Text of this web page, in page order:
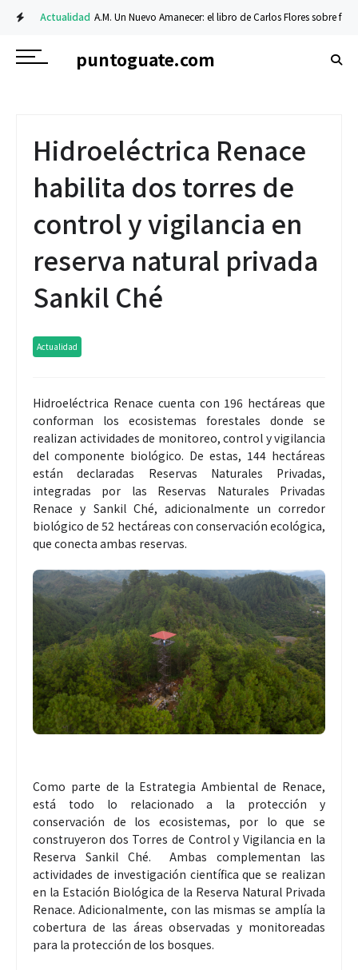
Actualidad A.M. Un Nuevo Amanecer: el libro de Carlos Flores sobre fe y
puntoguate.com
Hidroeléctrica Renace
habilita dos torres de
control y vigilancia en
reserva natural privada
Sankil Ché
Actualidad
Hidroeléctrica Renace cuenta con 196 hectáreas que
conforman los ecosistemas forestales donde se
realizan actividades de monitoreo, control y vigilancia
del componente biológico. De estas, 144 hectáreas
están declaradas Reservas Naturales Privadas,
integradas por las Reservas Naturales Privadas
Renace y Sankil Ché, adicionalmente un corredor
biológico de 52 hectáreas con conservación ecológica,
que conecta ambas reservas.
Como parte de la Estrategia Ambiental de Renace,
está todo lo relacionado a la protección y
conservación de los ecosistemas, por lo que se
construyeron dos Torres de Control y Vigilancia en la
Reserva Sankil Ché. Ambas complementan las
actividades de investigación científica que se realizan
en la Estación Biológica de la Reserva Natural Privada
Renace. Adicionalmente, con las mismas se amplía la
cobertura de las áreas observadas y monitoreadas
para la protección de los bosques.